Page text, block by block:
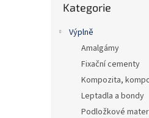
kategorie
Kategorie
Výplně
Amalgámy
Fixační cementy
Kompozita,
Leptadla a bondy
Podložkové